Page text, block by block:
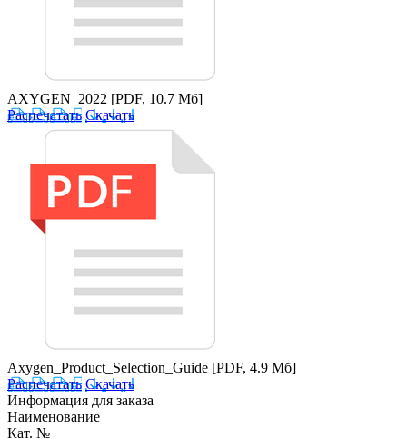
AXYGEN_2022 [PDF, 10.7 Мб]
Распечатать Скачать
Axygen_Product_Selection_Guide [PDF, 4.9 Мб]
Распечатать Скачать
Информация для заказа
Наименование
Кат. №